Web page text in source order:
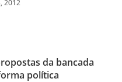
2012
da bancada
política